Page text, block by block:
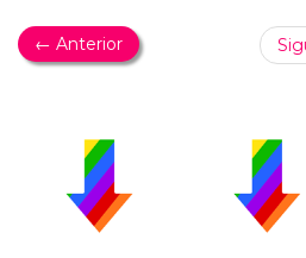
← Anterior